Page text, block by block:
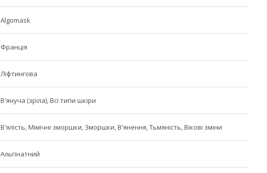
Algomask
Франція
Ліфтингова
В'януча (зріла), Всі типи шкіри
В'ялість, Мімічні зморшки, Зморшки, В'янення, Тьмяність, Вікові зміни
Альгінатний